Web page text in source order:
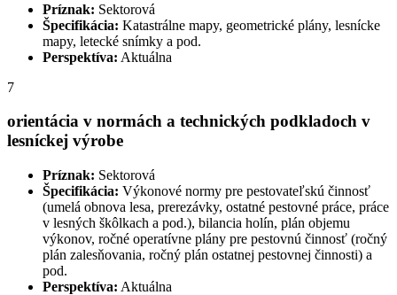
Príznak: Sektorová
Špecifikácia: Katastrálne mapy, geometrické plány, lesnícke
mapy, letecké snímky a pod.
Perspektíva: Aktuálna
7
orientácia v normách a technických podkladoch v
lesníckej výrobe
Príznak: Sektorová
Špecifikácia: Výkonové normy pre pestovateľskú činnosť
(umelá obnova lesa, prerezávky, ostatné pestovné práce, práce
v lesných škôlkach a pod.), bilancia holín, plán objemu
výkonov, ročné operatívne plány pre pestovnú činnosť (ročný
plán zalesňovania, ročný plán ostatnej pestovnej činnosti) a
pod.
Perspektíva: Aktuálna